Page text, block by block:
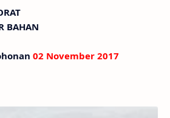
BAHAN
02 November 2017